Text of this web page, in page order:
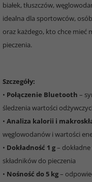
białek, tłuszczów,
idealna dla sportowców,
oraz każdego, kto chce mieć
pieczenia.
Szczegóły:
• Połączenie Bluetooth –
śledzenia wartości
• Analiza kalorii i
węglowodanów i wartości
• Dokładność 1 g–
składników do pieczenia
• Nośność do 5 kg–